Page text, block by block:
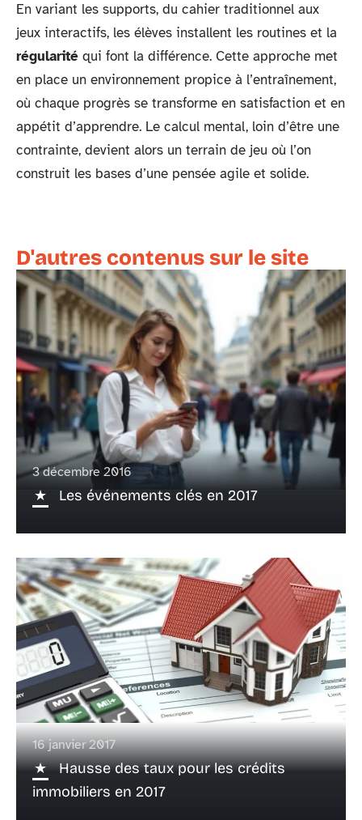
En variant les supports, du cahier traditionnel aux
jeux interactifs, les élèves installent les routines et la
régularité qui font la différence. Cette approche met
en place un environnement propice à l’entraînement,
où chaque progrès se transforme en satisfaction et en
appétit d’apprendre. Le calcul mental, loin d’être une
contrainte, devient alors un terrain de jeu où l’on
construit les bases d’une pensée agile et solide.
D'autres contenus sur le site
3 décembre 2016
Les événements clés en 2017
16 janvier 2017
Hausse des taux pour les crédits
immobiliers en 2017